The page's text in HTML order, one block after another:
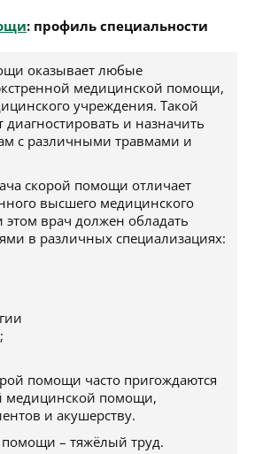
: профиль специальности
оказывает любые
медицинской помощи,
учреждения. Такой
диагностировать и назначить
с различными травмами и
скорой помощи отличает
высшего медицинского
врач должен обладать
в различных специализациях:
помощи часто пригождаются
медицинской помощи,
и акушерству.
помощи – тяжёлый труд.